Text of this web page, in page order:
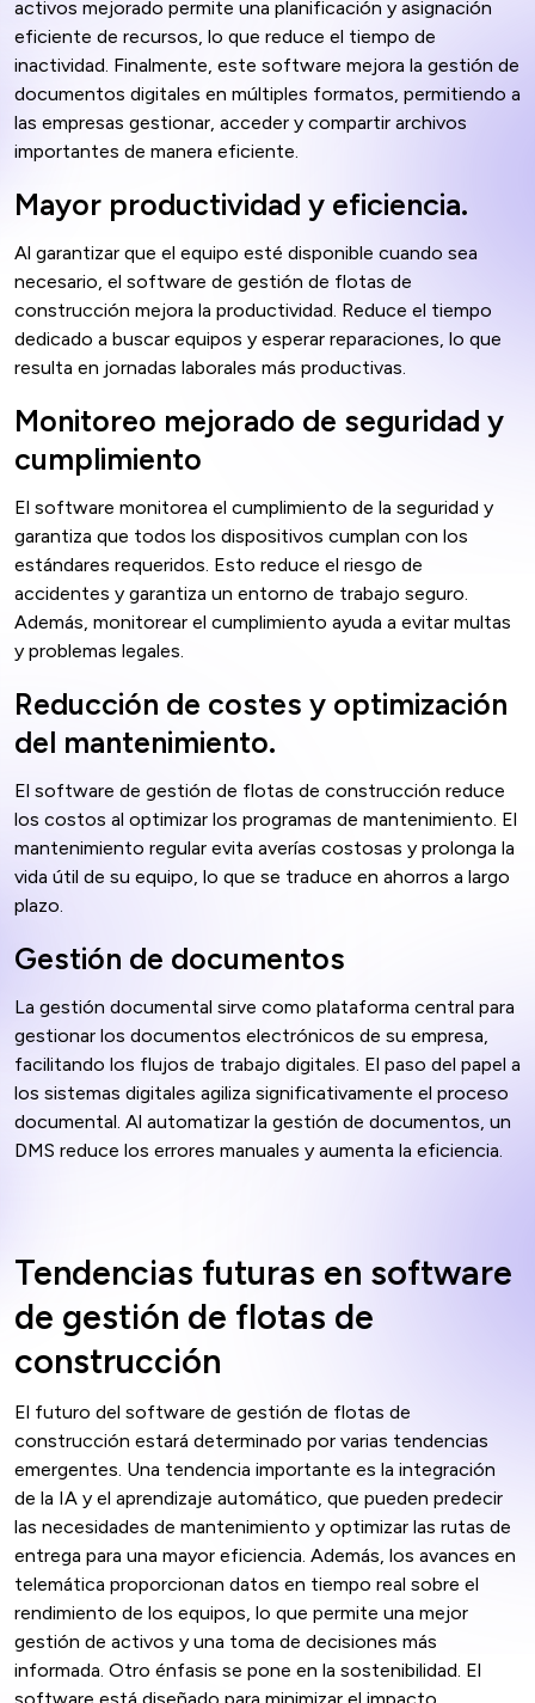
activos mejorado permite una planificación y asignación
eficiente de recursos, lo que reduce el tiempo de
inactividad. Finalmente, este software mejora la gestión de
documentos digitales en múltiples formatos, permitiendo a
las empresas gestionar, acceder y compartir archivos
importantes de manera eficiente.
Mayor productividad y eficiencia.
Al garantizar que el equipo esté disponible cuando sea
necesario, el software de gestión de flotas de
construcción mejora la productividad. Reduce el tiempo
dedicado a buscar equipos y esperar reparaciones, lo que
resulta en jornadas laborales más productivas.
Monitoreo mejorado de seguridad y
cumplimiento
El software monitorea el cumplimiento de la seguridad y
garantiza que todos los dispositivos cumplan con los
estándares requeridos. Esto reduce el riesgo de
accidentes y garantiza un entorno de trabajo seguro.
Además, monitorear el cumplimiento ayuda a evitar multas
y problemas legales.
Reducción de costes y optimización
del mantenimiento.
El software de gestión de flotas de construcción reduce
los costos al optimizar los programas de mantenimiento. El
mantenimiento regular evita averías costosas y prolonga la
vida útil de su equipo, lo que se traduce en ahorros a largo
plazo.
Gestión de documentos
La gestión documental sirve como plataforma central para
gestionar los documentos electrónicos de su empresa,
facilitando los flujos de trabajo digitales. El paso del papel a
los sistemas digitales agiliza significativamente el proceso
documental. Al automatizar la gestión de documentos, un
DMS reduce los errores manuales y aumenta la eficiencia.
Tendencias futuras en software
de gestión de flotas de
construcción
El futuro del software de gestión de flotas de
construcción estará determinado por varias tendencias
emergentes. Una tendencia importante es la integración
de la IA y el aprendizaje automático, que pueden predecir
las necesidades de mantenimiento y optimizar las rutas de
entrega para una mayor eficiencia. Además, los avances en
telemática proporcionan datos en tiempo real sobre el
rendimiento de los equipos, lo que permite una mejor
gestión de activos y una toma de decisiones más
informada. Otro énfasis se pone en la sostenibilidad. El